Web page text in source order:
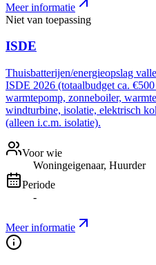
Meer informatie
Niet van toepassing
ISDE
Thuisbatterijen/energieopslag
ISDE 2026 (totaalbudget ca.
warmtepomp, zonneboiler,
windturbine, isolatie, elektrisch
(alleen i.c.m. isolatie).
Voor wie
Woningeigenaar, Huurder
Periode
-
Meer informatie